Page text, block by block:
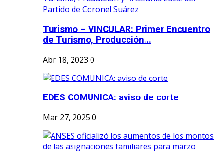
Turismo – VINCULAR: Primer Encuentro
de Turismo, Producción...
Abr 18, 2023 0
EDES COMUNICA: aviso de corte
Mar 27, 2025 0